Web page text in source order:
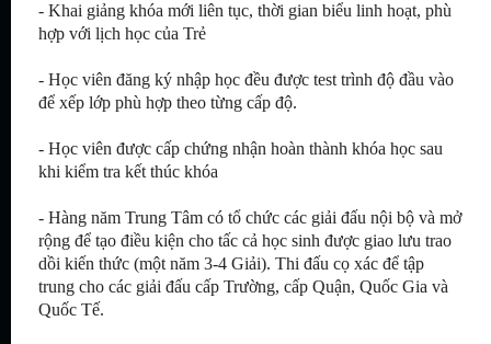
- Khai giảng khóa mới liên tục, thời gian biểu linh hoạt, phù
hợp với lịch học của Trẻ
- Học viên đăng ký nhập học đều được test trình độ đầu vào
để xếp lớp phù hợp theo từng cấp độ.
- Học viên được cấp chứng nhận hoàn thành khóa học sau
khi kiểm tra kết thúc khóa
- Hàng năm Trung Tâm có tổ chức các giải đấu nội bộ và mở
rộng để tạo điều kiện cho tấc cả học sinh được giao lưu trao
dồi kiến thức (một năm 3-4 Giải). Thi đấu cọ xác để tập
trung cho các giải đấu cấp Trường, cấp Quận, Quốc Gia và
Quốc Tế.